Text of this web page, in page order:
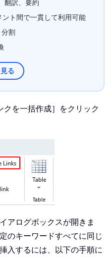
翻訳、要約
ト間で一貫して利用可能
割
る
を一括作成］をクリック
アログボックスが開きま
のキーワードすべてに同じ
入するには、以下の手順に